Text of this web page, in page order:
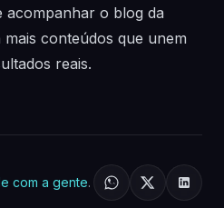
o blog da
conteúdos que unem
reais.
com a gente.